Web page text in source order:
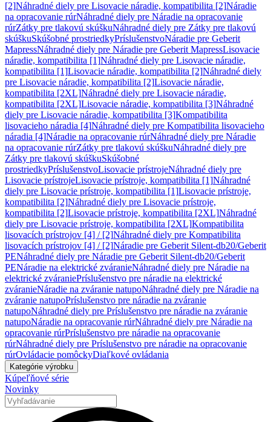
[2]Náhradné diely pre Lisovacie náradie, kompatibilita [2]Náradie
na opracovanie rúrNáhradné diely pre Náradie na opracovanie
rúrZátky pre tlakovú skúškuNáhradné diely pre Zátky pre tlakovú
skúškuSkúšobné prostriedkyPríslušenstvoNáradie pre Geberit
MapressNáhradné diely pre Náradie pre Geberit MapressLisovacie
náradie, kompatibilita [1]Náhradné diely pre Lisovacie náradie,
kompatibilita [1]Lisovacie náradie, kompatibilita [2]Náhradné diely
pre Lisovacie náradie, kompatibilita [2]Lisovacie náradie,
kompatibilita [2XL]Náhradné diely pre Lisovacie náradie,
kompatibilita [2XL]Lisovacie náradie, kompatibilita [3]Náhradné
diely pre Lisovacie náradie, kompatibilita [3]Kompatibilita
lisovacieho náradia [4]Náhradné diely pre Kompatibilita lisovacieho
náradia [4]Náradie na opracovanie rúrNáhradné diely pre Náradie
na opracovanie rúrZátky pre tlakovú skúškuNáhradné diely pre
Zátky pre tlakovú skúškuSkúšobné
prostriedkyPríslušenstvoLisovacie prístrojeNáhradné diely pre
Lisovacie prístrojeLisovacie prístroje, kompatibilita [1]Náhradné
diely pre Lisovacie prístroje, kompatibilita [1]Lisovacie prístroje,
kompatibilita [2]Náhradné diely pre Lisovacie prístroje,
kompatibilita [2]Lisovacie prístroje, kompatibilita [2XL]Náhradné
diely pre Lisovacie prístroje, kompatibilita [2XL]Kompatibilita
lisovacích prístrojov [4] / [2]Náhradné diely pre Kompatibilita
lisovacích prístrojov [4] / [2]Náradie pre Geberit Silent-db20/Geberit
PENáhradné diely pre Náradie pre Geberit Silent-db20/Geberit
PENáradie na elektrické zváranieNáhradné diely pre Náradie na
elektrické zváraniePríslušenstvo pre náradie na elektrické
zváranieNáradie na zváranie natupoNáhradné diely pre Náradie na
zváranie natupoPríslušenstvo pre náradie na zváranie
natupoNáhradné diely pre Príslušenstvo pre náradie na zváranie
natupoNáradie na opracovanie rúrNáhradné diely pre Náradie na
opracovanie rúrPríslušenstvo pre náradie na opracovanie
rúrNáhradné diely pre Príslušenstvo pre náradie na opracovanie
rúrOvládacie pomôckyDiaľkové ovládania
Kategórie výrobku
Kúpeľňové série
Novinky